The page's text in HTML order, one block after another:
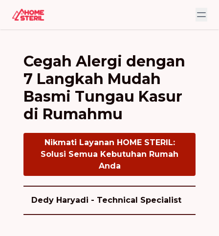
Cegah Alergi dengan
7 Langkah Mudah
Basmi Tungau Kasur
di Rumahmu
Nikmati Layanan HOME STERIL:
Solusi Semua Kebutuhan Rumah
Anda
Dedy Haryadi - Technical Specialist